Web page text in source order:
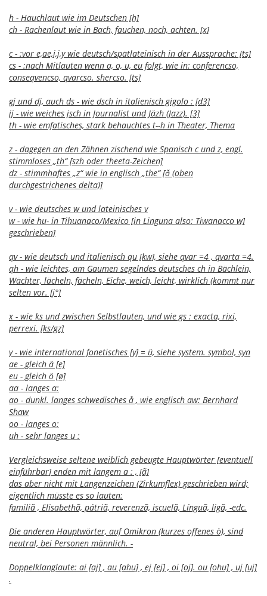
h - Hauchlaut wie im Deutschen [h]
ch - Rachenlaut wie in Bach, fauchen, noch, achten. [x]
c - :vor e,ae,i,j,y wie deutsch/spätlateinisch in der Aussprache: [ts]
cs - :nach Mitlauten wenn a, o, u, eu folgt, wie in: conferencso,
conseqvencso, qvarcso. shercso. [ts]
gj und dj, auch ds - wie dsch in italienisch gigolo : [d3]
jj - wie weiches jsch in Journalist und Jäzh (Jazz). [3]
th - wie emfatisches, stark behauchtes t--h in Theater, Thema
z - dagegen an den Zähnen zischend wie Spanisch c und z, engl.
stimmloses „th“ [szh oder theeta-Zeichen]
dz - stimmhaftes „z“ wie in englisch „the“ [ð (oben
durchgestrichenes delta)]
v - wie deutsches w und lateinisches v
w - wie hu- in Tihuanaco/Mexico [in Linguna also: Tiwanacco w]
geschrieben]
qv - wie deutsch und italienisch qu [kw], siehe qvar =4 , qvarta =4.
qh - wie leichtes, am Gaumen segelndes deutsches ch in Bächlein,
Wächter, lächeln, fächeln, Eiche, weich, leicht, wirklich (kommt nur
selten vor. [j°]
x - wie ks und zwischen Selbstlauten, und wie gs : exacta, rixi,
perrexi. [ks/gz]
y - wie international fonetisches [y] = ü, siehe system. symbol, syn
ae - gleich ä [e]
eu - gleich ö [ø]
aa - langes a:
ao - dunkl. langes schwedisches å , wie englisch aw: Bernhard
Shaw
oo - langes o:
uh - sehr langes u :
Vergleichsweise seltene weiblich gebeugte Hauptwörter [eventuell
einführbar] enden mit langem a : , [ã]
das aber nicht mit Längenzeichen (Zirkumflex) geschrieben wird;
eigentlich müsste es so lauten:
familiã , Elisabethã, pátriã, reverenzã, iscuelã, Línguã, ligã, -edc.
Die anderen Hauptwörter, auf Omikron (kurzes offenes ò), sind
neutral, bei Personen männlich. -
Doppelklanglaute: ai [aj] , au [ahu] , ej [ej] , oi [oj]. ou [ohu] , uj [uj]
.